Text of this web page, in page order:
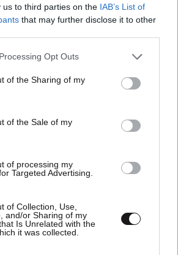
us to third parties on the IAB’s List of
that may further disclose it to other
website/app uses one or more Google
or usage behaviour. You may click to
to Google and its third-party tags to
specified purposes in below Google
Opt Outs
of the Sharing of my
of the Sale of my
of processing my
Targeted Advertising.
of Collection, Use,
and/or Sharing of my
Is Unrelated with the
it was collected.
ο Λαρεντζάκης και